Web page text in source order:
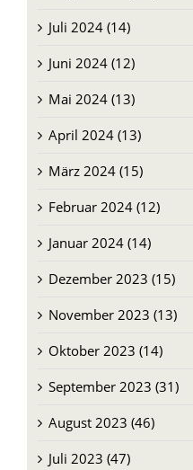
Juli 2024 (14)
Juni 2024 (12)
Mai 2024 (13)
April 2024 (13)
März 2024 (15)
Februar 2024 (12)
Januar 2024 (14)
Dezember 2023 (15)
November 2023 (13)
Oktober 2023 (14)
September 2023 (31)
August 2023 (46)
Juli 2023 (47)